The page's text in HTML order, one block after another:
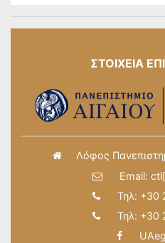
ΣΤΟΙΧΕΙΑ
Λόφος
Email:
Τηλ: +30
Τηλ: +30